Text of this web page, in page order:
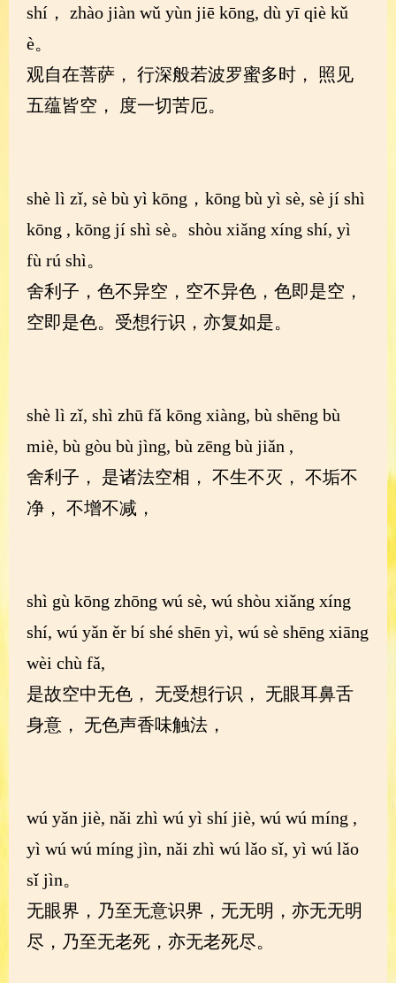
shí， zhào jiàn wǔ yùn jiē kōng, dù yī qiè kǔ
è。
观自在菩萨， 行深般若波罗蜜多时， 照见
五蕴皆空， 度一切苦厄。
shè lì zǐ, sè bù yì kōng，kōng bù yì sè, sè jí shì
kōng , kōng jí shì sè。shòu xiǎng xíng shí, yì
fù rú shì。
舍利子，色不异空，空不异色，色即是空，
空即是色。受想行识，亦复如是。
shè lì zǐ, shì zhū fǎ kōng xiàng, bù shēng bù
miè, bù gòu bù jìng, bù zēng bù jiǎn ,
舍利子， 是诸法空相， 不生不灭， 不垢不
净， 不增不减，
shì gù kōng zhōng wú sè, wú shòu xiǎng xíng
shí, wú yǎn ěr bí shé shēn yì, wú sè shēng xiāng
wèi chù fǎ,
是故空中无色， 无受想行识， 无眼耳鼻舌
身意， 无色声香味触法，
wú yǎn jiè, nǎi zhì wú yì shí jiè, wú wú míng ,
yì wú wú míng jìn, nǎi zhì wú lǎo sǐ, yì wú lǎo
sǐ jìn。
无眼界，乃至无意识界，无无明，亦无无明
尽，乃至无老死，亦无老死尽。